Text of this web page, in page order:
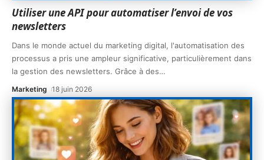
Utiliser une API pour automatiser l’envoi de vos
newsletters
Dans le monde actuel du marketing digital, l'automatisation des
processus a pris une ampleur significative, particulièrement dans
la gestion des newsletters. Grâce à des…
Marketing 18 juin 2026